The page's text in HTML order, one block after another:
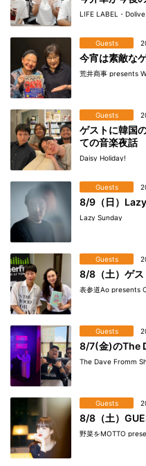
LIFE LABEL・
Guests
今宵は素敵な
荒井商事 presents
Guests
ゲストに韓国
ての音楽夜話
Daisy Holiday!
Guests
8/9（日）
Lazy Sunday
Guests
8/8（土）ゲス
表参道Ao presents
Guests
8/7(金)のThe
The Dave Fromm
Guests
8/8（土）
野菜をMOTTO